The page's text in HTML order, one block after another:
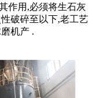
作用,必须将生石灰
破碎至以下,老工艺
机产 .